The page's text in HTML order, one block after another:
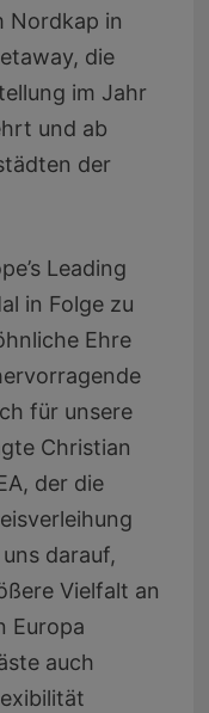
Nordkap in
die
im Jahr
und ab
der
Leading
in Folge zu
Ehre
für unsere
Christian
der die
darauf,
Vielfalt an
Europa
auch